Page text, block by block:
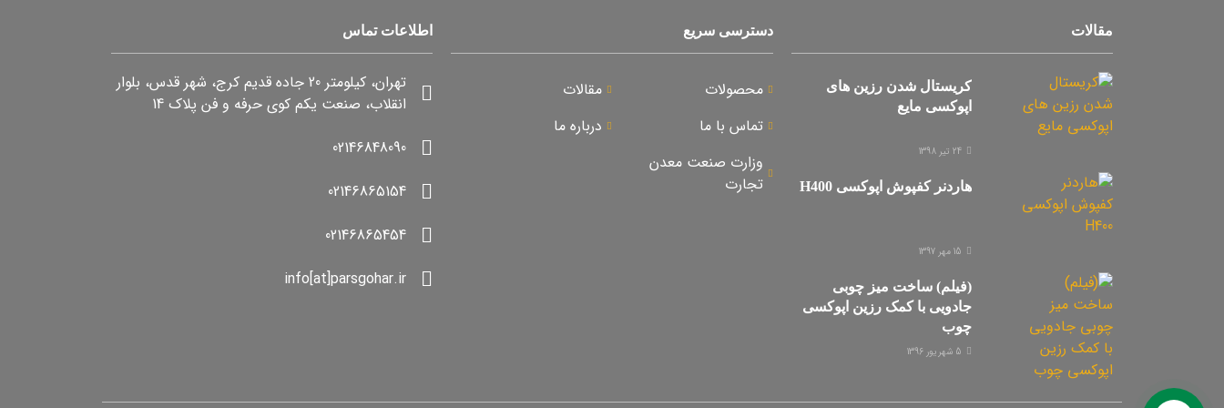
مقالات
کریستال شدن رزین های
اپوکسی مایع
24 تیر 1398
هاردنر کفپوش اپوکسی H400
15 مهر 1397
(فیلم) ساخت میز چوبی
جادویی با کمک رزین اپوکسی
چوب
5 شهریور 1396
دسترسی سریع
محصولات
مقالات
تماس با ما
درباره ما
وزارت صنعت معدن
تجارت
اطلاعات تماس
تهران، کیلومتر 20 جاده قدیم کرج، شهر قدس، بلوار
انقلاب، صنعت یکم کوی حرفه و فن پلاک 14
02146848090
02146865154
02146865454
info[at]parsgohar.ir